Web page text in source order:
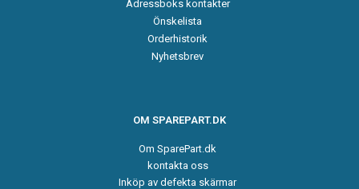
Adressboks kontakter
Önskelista
Orderhistorik
Nyhetsbrev
OM SPAREPART.DK
Om SparePart.dk
kontakta oss
Inköp av defekta skärmar